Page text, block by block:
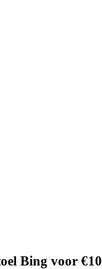
Bing voor €10